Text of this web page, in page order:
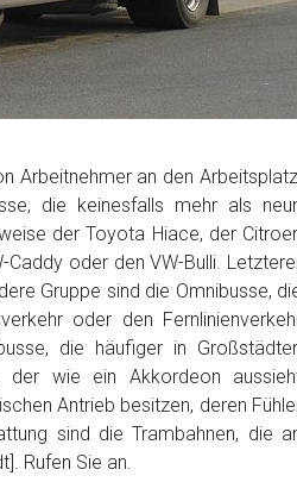
Arbeitnehmer an den
die keinesfalls mehr als
der Toyota Hiace, der
oder den VW-Bulli.
Gruppe sind die Omnibusse,
oder den
die häufiger in
der wie ein Akkordeon
Antrieb besitzen, deren
sind die Trambahnen, die
Rufen Sie an.